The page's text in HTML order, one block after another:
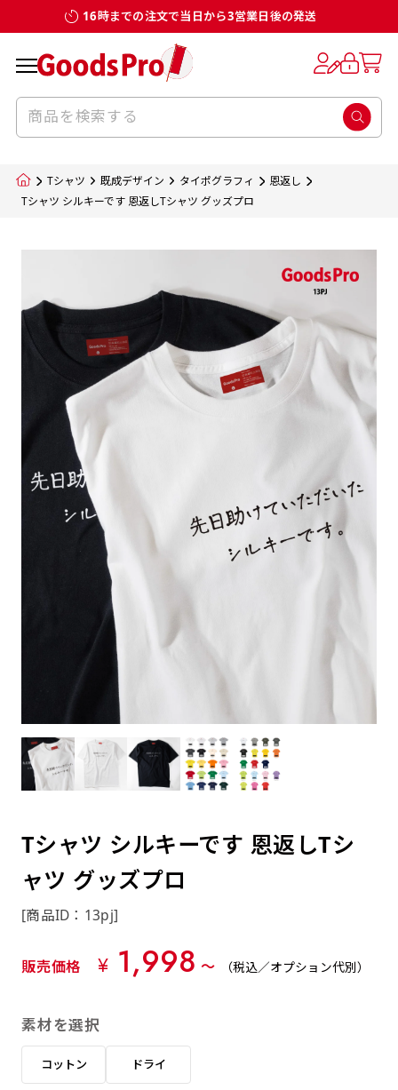
16時までの注文で当日から3営業日後の発送
Tシャツ 既成デザイン タイポグラフィ
恩返し
Tシャツ シルキーです 恩返しTシャツ グッズプロ
Tシャツ シルキーです 恩返しTシ
ャツ グッズプロ
[商品ID：13pj]
販売価格 ¥ 1,998 〜 （税込／オプション代別）
素材を選択
コットン ドライ
個数 単価 金額
合計金額 ¥0 （税込）
カートに入れる
お客様からのデータ入稿でのぼり旗を製作
する場合
入稿いただくデータは基本的にイラストレー
のデータとさせていただいております。
で解像度200dp以上必要です）当社の取り扱
いの規格サイズにつきましてはデザインテン
プレートの用意がありますので、ご購入後マ
イページの「購入履歴」よりダウンロードし
てご利用くださいませ。
お客様自身でオリジナルのサイズで製作する
場合につきましてはご希望の仕上がりサイズ
に対して四辺（すべての辺をプラス10ｍｍ）
したサイズで製作ください。（重要な情報な
どについては仕上がりサイズから四辺内側に
20ｍｍ程度内側の範囲内でデザイン校正して
ください）
当社の既製デザインを利用してのぼり旗を
製作したい場合
のぼり旗の改造プランとなりますので改造の
程度によってデザイン加工費用が発生いたし
詳細はお問い合わせください。
リピート
つくった、◯◯のぼり」の様に曖昧でも構い
ません。
リピート（要画像確認）［ +298円 ］
弊社よりJPG画像をお送りします。ご確認のお
入稿（AI／PSD）
購入時の案内に沿って入稿してください。［
デザイン変更なしでのご注文となります。
ルで製品デザインをしたデザインそのものを
指します。当グッズプロで販売として取り扱っ
該当いたします。既製のデザインを応用して自
分だけののぼり旗をつくりたい！などのデザ
イン改造や既製デザインに自分たちの団体の
名前入れや会社のロゴなどを挿入するなどの
相談もお請けしております。
名入れについて
当社の既製のぼり旗に対してお客様の任意の
テキストや企業情報・お店情報などを埋め込
むことができます。ご購入時にご希望の店舗
名などをご記載ください。専任のデザイナー
がバッチリデザインします。書体などのご指
定がなければ、のぼりのイメージに最適のフ
ォントを使用します。基本的にのぼりの下部
にショップ名、社名、電話番号が入ります。
データをお送りいただけましたらロゴの印刷
も出来ます。
お客様が納得するまで何度でもデザインの修
正をしますので、初めての方でもお気軽にご
相談ください。
する場合があります。
セル不可となります。
のぼり旗のデザインをする際に、考えると良
のぼり旗のデザインとしては基本的に左側と
上側にポールを通すミミ（業界用語でチチと
ただ、お客様の飾り付けたい場所の風向きを
もしかしたら左側と上についているよりも右
側と上についていた方が良いと思うかもしれ
ません。
風向きを考えながらチチの向きを決めてから
デザインをするとどの方向でデザインをする
と良いかひらめくかもしれません。デザイン
の方向性につきましてはお客様の好みもあり
ますので、見られる方（お客様）ができる限
り反転したデザインをみるよりも正像でみら
れるデザインを提供したいかと思いますので
その辺を参考にするとよいかもしれません。
サイズ一覧
既製品のサイズについては以下のサイズ表の通
お客様オリジナルサイズで製作をしたい場合
につきましてはお気軽にご相談ください。
みする都合や・最終的なカットをする際の都合
など）のでサイズの指定につきましてはｍｍ単
位は不可となります。最終的なサイズも多少の
ズレ5ｍｍ程度は起きる可能性があります。
よく見かける一般的なのぼり旗のサイズです。
ほとんどのポールや注水台に使用できます。
幅は標準サイズですが高さが30cm 低いです。
近距離の歩行者や、特に女性の目線を意識したい
サイズ一覧
既製品のサイズについては以下のサイズ表の通
お客様オリジナルサイズで製作をしたい場合
につきましてはお気軽にご相談ください。
みする都合や・最終的なカットをする際の都合
など）のでサイズの指定につきましてはｍｍ単
位は不可となります。最終的なサイズも多少の
ズレ5ｍｍ程度は起きる可能性があります。
よく見かける一般的なのぼり旗のサイズです。
ほとんどのポールや注水台に使用できます。
幅は標準サイズですが高さが30cm 低いです。
近距離の歩行者や、特に女性の目線を意識したい
一般的にはチチの位置はのぼり旗に対して上
ポールに通す際には上辺２か所に対してチチ
が左右どちらでものぼり旗自体をポールにく
生地のふちを大きく棒袋状に縫いこみポール
を通す筒をつくります。ポール自体を包み込
むため、耐久性があがり、デザインがより目
立ちます。
カーブ形状の特殊なのぼり旗にも適合する加
工方法となります。
ハトメ加工
ハトメ（鳩目）とは、革や布などに開けた穴
を補強するために取り付けるリングです。壁
側にロープなどで固定して、突風で倒れること
も風向きによってずっと裏向きになってしまう
いこともありません。
上下チチ
チチ無し
のぼり旗のチチについて
一般的にはチチの位置はのぼり旗に対して上
ポールに通す際には上辺２か所に対してチチ
が左右どちらでものぼり旗自体をポールにく
生地のふちを大きく棒袋状に縫いこみポール
を通す筒をつくります。ポール自体を包み込
むため、耐久性があがり、デザインがより目
立ちます。
カーブ形状の特殊なのぼり旗にも適合する加
工方法となります。
ハトメ加工
ハトメ（鳩目）とは、革や布などに開けた穴
を補強するために取り付けるリングです。壁
側にロープなどで固定して、突風で倒れること
も風向きによってずっと裏向きになってしまう
いこともありません。
上チチ 上下チチ 左右チチ
上左右チチ
（上と左右）
ハトメ四隅
補強縫製って何？
補強縫製とはヒートカッター（熱で焼き切る
をあげるために折り返し縫いをすることで風
の影響を受けやすい四辺の強度を増す加工で
各辺のおおむね3～5ｍｍ程度を折り返し、縫
い糸を走らせて補強します。加工をすることで
のぼり旗の１辺～４辺は折り返し加工されま
すのでその部分のホツレや裂けてしまうこと
を防止する効果があります。
棒袋縫いの場合、補強が無償で付いてきます。
チチのついてない長辺・
短辺を補強縫製します
三辺補強
［ +48円 ］
チチのついてない長辺・
四辺補強
生地の種類
ポンジ（一般）
一般的なのぼり旗の生地はポンジといわれる
厚みが約0.14ｍｍのとても薄い生地を使用し
ます。
のぼり旗製作で一番良く使用される生地で
す。生地の厚みが薄く、裏側にインクが浸透
しやすい生地です。
トロピカル（納期+1営業日）
［ +299円 ］
ワンランク厚手のトロピカル（生地の厚みが
ポンジをやや厚くした生地です。ポンジと比
べると約2倍の厚みがあります。タペストリー
スリット（切り込み）加工とは？
スリット（切り込み）を入れることで横幕が
疑似的にのれんのように見せるための加工手
法です。
1本（2分割）
［ +33円 ］
2本（3分割）
［ +66円 ］
［ +99円 ］
4本（5分割）
【注意点】
スリット（切り込み）は均等割りを意識して
カットラインを入れます。
デザインや絵柄をスリット加工時にカットす
る場合があります。